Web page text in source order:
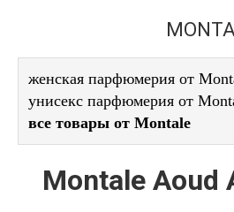
ДЕКОРАТИВНАЯ
женская парфюмерия от
унисекс парфюмерия от
все товары от Montale
Montale Aoud